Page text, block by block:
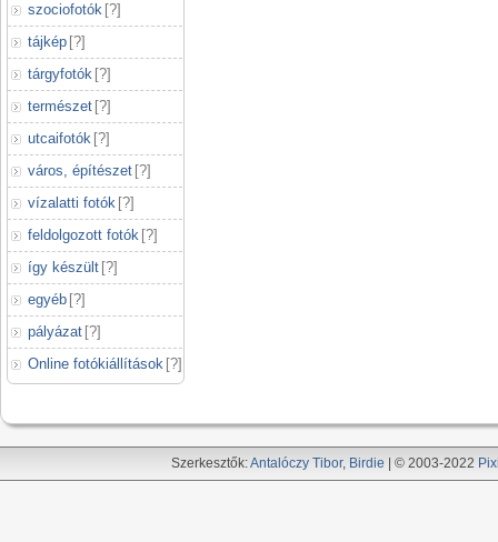
szociofotók [?]
tájkép [?]
tárgyfotók [?]
természet [?]
utcaifotók [?]
város, építészet [?]
vízalatti fotók [?]
feldolgozott fotók [?]
így készült [?]
egyéb [?]
pályázat [?]
Online fotókiállítások [?]
Szerkesztők:Antalóczy Tibor, Birdie | © 2003-2022